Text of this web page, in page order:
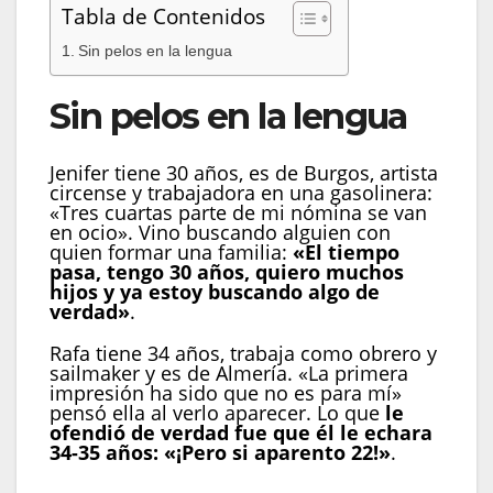
Tabla de Contenidos
Sin pelos en la lengua
Sin pelos en la lengua
Jenifer tiene 30 años, es de Burgos, artista
circense y trabajadora en una gasolinera:
«Tres cuartas parte de mi nómina se van
en ocio». Vino buscando alguien con
quien formar una familia: «El tiempo
pasa, tengo 30 años, quiero muchos
hijos y ya estoy buscando algo de
verdad».
Rafa tiene 34 años, trabaja como obrero y
sailmaker y es de Almería. «La primera
impresión ha sido que no es para mí»
pensó ella al verlo aparecer. Lo que le
ofendió de verdad fue que él le echara
34-35 años: «¡Pero si aparento 22!».